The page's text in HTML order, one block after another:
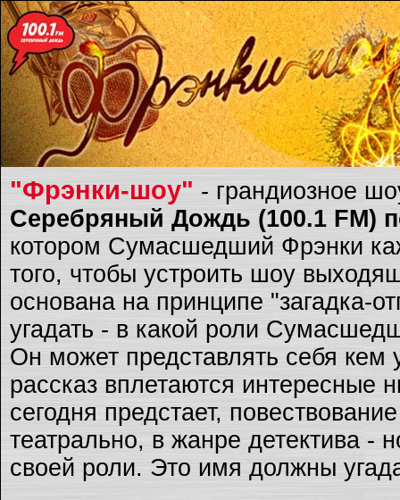
"Фрэнки-шоу" - грандиозное
Серебряный Дождь (100.1 FM)
котором Сумасшедший Фрэнки
того, чтобы устроить шоу
основана на принципе "загадка-
угадать - в какой роли
Он может представлять себя
рассказ вплетаются интересные
сегодня предстает,
театрально, в жанре детектива -
своей роли. Это имя должны